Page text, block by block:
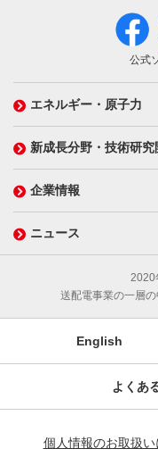
公式
エネルギー・原子力
新成長分野・技術研究
企業情報
ニュース
2020
送配電事業の一層
English
よくあ
個人情報のお取扱い